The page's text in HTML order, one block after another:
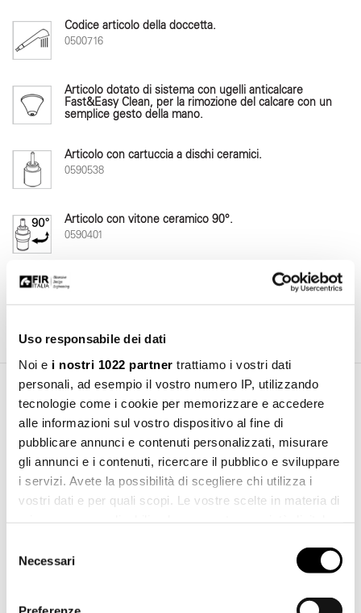
Uso responsabile dei dati
Noi e i nostri 1022 partner trattiamo i vostri dati
personali, ad esempio il vostro numero IP, utilizzando
tecnologie come i cookie per memorizzare e accedere
alle informazioni sul vostro dispositivo al fine di
pubblicare annunci e contenuti personalizzati, misurare
gli annunci e i contenuti, ricercare il pubblico e sviluppare
i servizi. Avete la possibilità di scegliere chi utilizza i
vostri dati e per quali scopi. Le vostre scelte in materia di
modificare o revocare il proprio consenso in qualsiasi
momento dalla Dichiarazione sui cookie o facendo clic
delNecessari
Codice articolo della doccetta.
0500716
Articolo dotato di sistema con ugelli anticalcare
Fast&Easy Clean, per la rimozione del calcare con un
semplice gesto della mano.
Articolo con cartuccia a dischi ceramici.
0590538
Articolo con vitone ceramico 90°.
0590401
Lunghezza del flessibile antitorsione in ottone doppia
Area Download
Manuale d'installazione
Scarica
pdf 64.36 KB
File 3d 3ds
Scarica